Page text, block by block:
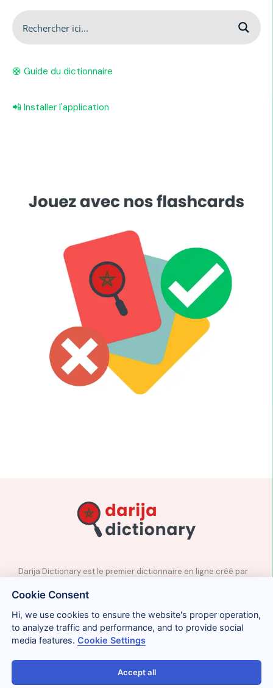
🛟 Guide du dictionnaire
📲 Installer l'application
Darija Dictionary est le premier dictionnaire en ligne créé par
✉️
📲Réseaux sociaux
🤝🏼Proposer des mots
Confidentialité
Cookie Consent
Hi, we use cookies to ensure the website's proper operation,
to analyze traffic and performance, and to provide social
media features.Cookie Settings
Accept all